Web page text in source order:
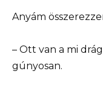
Anyám
– Ott van a mi
gúnyosan.